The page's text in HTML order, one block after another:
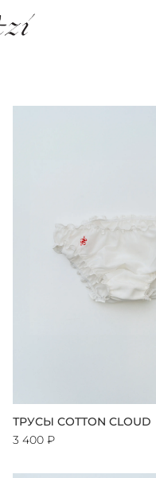
ТРУСЫ COTTON CLOUD
3 400 ₽